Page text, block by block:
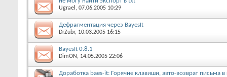
Ugrael, 07.06.2005 10:29
Дефрагментация через BayesIt
DrZubr, 10.03.2005 16:15
BayesIt 0.8.1
DimON, 14.05.2005 22:06
Доработка baes-it: Горячие клавиши, авто-возврат письма